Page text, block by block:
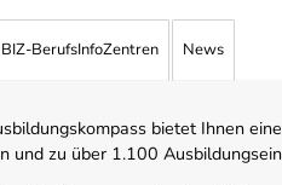
BIZ-BerufsInfoZentren News
bietet Ihnen
und zu über 1.100